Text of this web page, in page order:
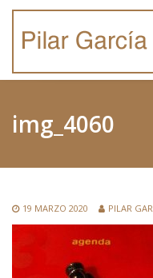
img_4060
19 MARZO 2020 PILAR